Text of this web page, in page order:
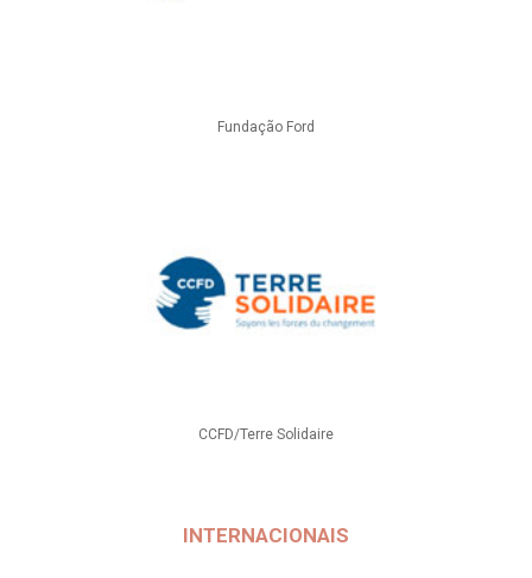
Fundação Ford
CCFD/Terre Solidaire
INTERNACIONAIS